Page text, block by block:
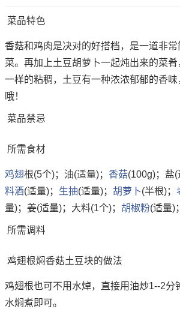
菜品特色
香菇和鸡肉是决对的好搭档，是一道非
菜。再加上土豆胡萝卜一起炖出来的菜
一样的粘稠，土豆有一种浓浓郁郁的香
哦！
菜品禁忌
所需食材
鸡翅根(5个)；油(适量)； 香菇(100g)；盐(
料酒(适量)； 生抽(适量)； 胡萝卜(半根)；
量)；姜(适量)；大料(1个)； 胡椒粉(适量)
所需调料
鸡翅根焖香菇土豆块的做法
鸡翅根也可不用水焯，直接用油炒1--2分
水焖煮即可。